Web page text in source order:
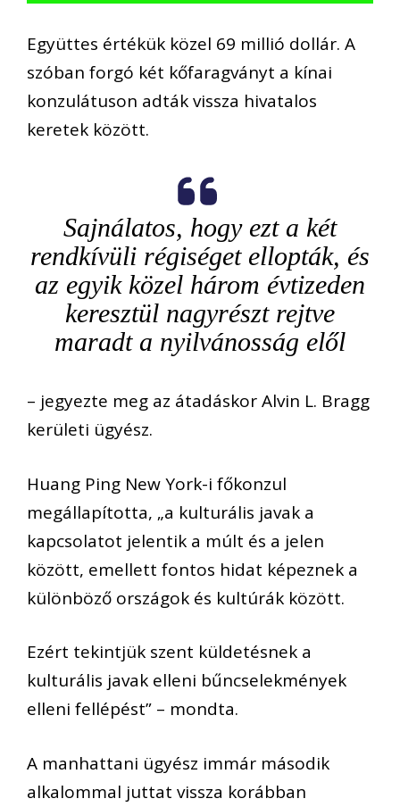
Együttes értékük közel 69 millió dollár. A
szóban forgó két kőfaragványt a kínai
konzulátuson adták vissza hivatalos
keretek között.
Sajnálatos, hogy ezt a két
rendkívüli régiséget ellopták, és
az egyik közel három évtizeden
keresztül nagyrészt rejtve
maradt a nyilvánosság elől
– jegyezte meg az átadáskor Alvin L. Bragg
kerületi ügyész.
Huang Ping New York-i főkonzul
megállapította, „a kulturális javak a
kapcsolatot jelentik a múlt és a jelen
között, emellett fontos hidat képeznek a
különböző országok és kultúrák között.
Ezért tekintjük szent küldetésnek a
kulturális javak elleni bűncselekmények
elleni fellépést” – mondta.
A manhattani ügyész immár második
alkalommal juttat vissza korábban